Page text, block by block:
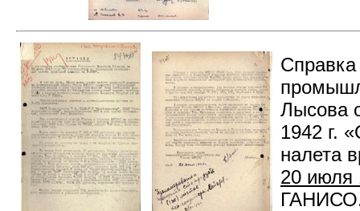
Справка
Лысова
1942 г.
налета
20 июля